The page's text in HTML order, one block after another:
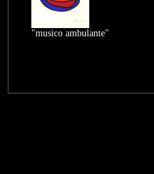
"musico ambulante"